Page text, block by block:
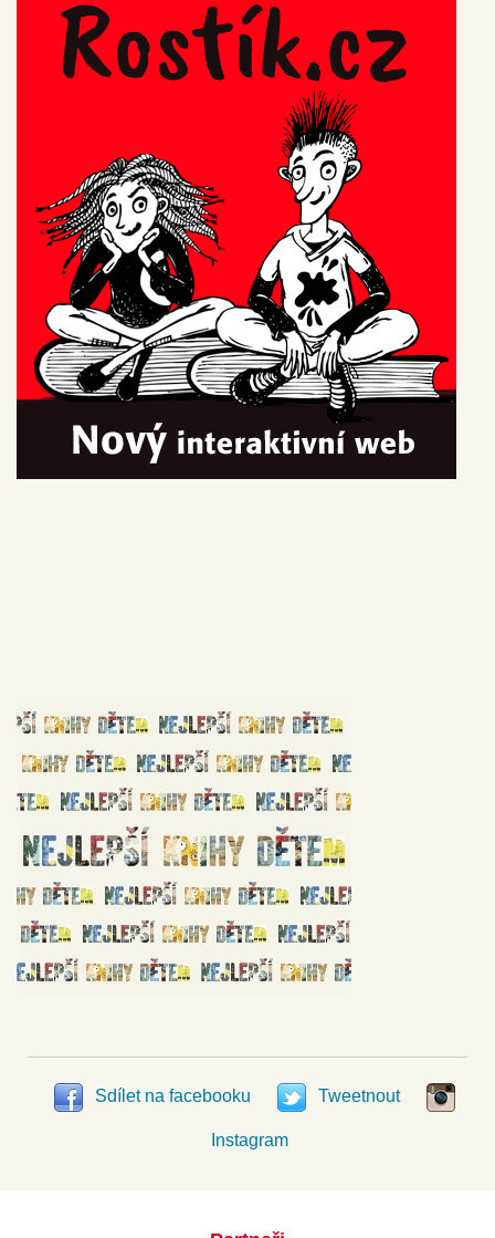
Sdílet na facebooku Tweetnout
Instagram